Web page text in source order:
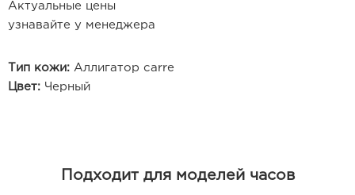
Актуальные цены
узнавайте у менеджера
Тип кожи: Аллигатор carre
Цвет: Черный
Подходит для моделей часов